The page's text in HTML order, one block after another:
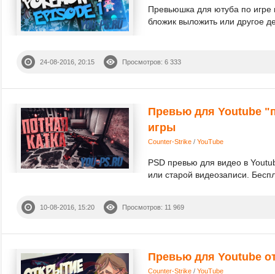
Превьюшка для ютуба по
бложик выложить или другое
24-08-2016, 20:15 Просмотров: 6 333
Превью для Youtube
игры
Counter-Strike / YouTube
PSD превью для видео в
или старой видеозаписи.
10-08-2016, 15:20 Просмотров: 11 969
Превью для Youtube
Counter-Strike / YouTube